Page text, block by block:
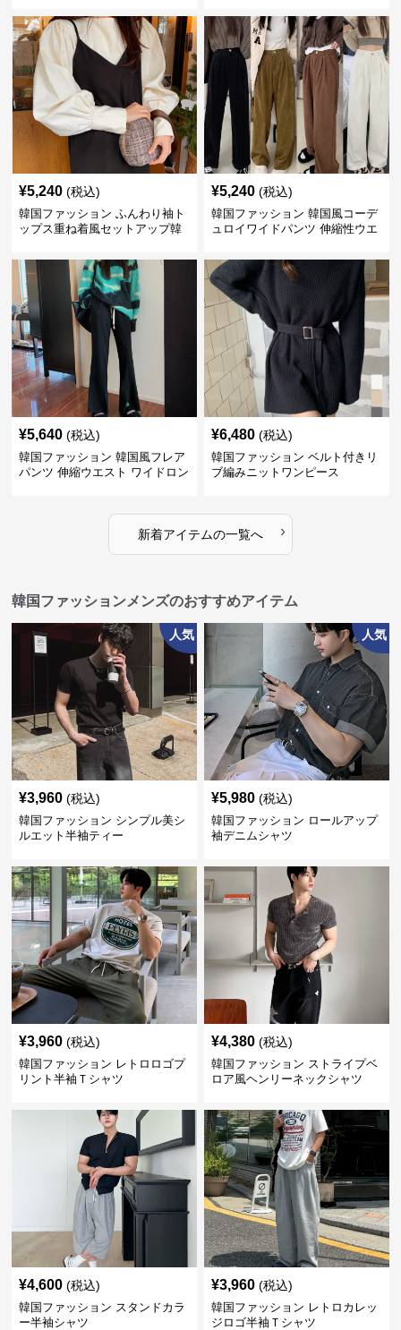
¥5,240 (税込)
韓国ファッション ふんわり袖ト
ップス重ね着風セットアップ韓
¥5,240 (税込)
韓国ファッション 韓国風コーデ
ュロイワイドパンツ 伸縮性ウエ
¥5,640 (税込)
韓国ファッション 韓国風フレア
パンツ 伸縮ウエスト ワイドロン
¥6,480 (税込)
韓国ファッション ベルト付きリ
ブ編みニットワンピース
新着アイテムの一覧へ ›
韓国ファッションメンズのおすすめアイテム
人気
¥3,960 (税込)
韓国ファッション シンプル美シ
ルエット半袖ティー
人気
¥5,980 (税込)
韓国ファッション ロールアップ
袖デニムシャツ
¥3,960 (税込)
韓国ファッション レトロロゴプ
リント半袖Ｔシャツ
¥4,380 (税込)
韓国ファッション ストライプベ
ロア風ヘンリーネックシャツ
¥4,600 (税込)
韓国ファッション スタンドカラ
ー半袖シャツ
¥3,960 (税込)
韓国ファッション レトロカレッ
ジロゴ半袖Ｔシャツ